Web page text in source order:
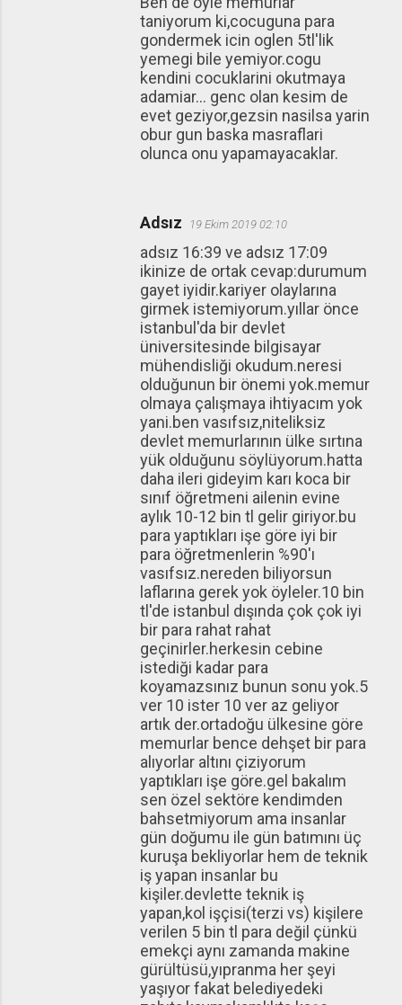
taniyorum ki,cocuguna para
gondermek icin oglen 5tl'lik
yemegi bile yemiyor.cogu
kendini cocuklarini okutmaya
adamiar... genc olan kesim de
evet geziyor,gezsin nasilsa yarin
obur gun baska masraflari
olunca onu yapamayacaklar.
Adsız 19 Ekim 2019 02:10
adsız 16:39 ve adsız 17:09
ikinize de ortak cevap:durumum
gayet iyidir.kariyer olaylarına
girmek istemiyorum.yıllar önce
istanbul'da bir devlet
üniversitesinde bilgisayar
mühendisliği okudum.neresi
olduğunun bir önemi yok.memur
olmaya çalışmaya ihtiyacım yok
yani.ben vasıfsız,niteliksiz
devlet memurlarının ülke sırtına
yük olduğunu söylüyorum.hatta
daha ileri gideyim karı koca bir
sınıf öğretmeni ailenin evine
aylık 10-12 bin tl gelir giriyor.bu
para yaptıkları işe göre iyi bir
para öğretmenlerin %90'ı
vasıfsız.nereden biliyorsun
laflarına gerek yok öyleler.10 bin
tl'de istanbul dışında çok çok iyi
bir para rahat rahat
geçinirler.herkesin cebine
istediği kadar para
koyamazsınız bunun sonu yok.5
ver 10 ister 10 ver az geliyor
artık der.ortadoğu ülkesine göre
memurlar bence dehşet bir para
alıyorlar altını çiziyorum
yaptıkları işe göre.gel bakalım
sen özel sektöre kendimden
bahsetmiyorum ama insanlar
gün doğumu ile gün batımını üç
kuruşa bekliyorlar hem de teknik
iş yapan insanlar bu
kişiler.devlette teknik iş
yapan,kol işçisi(terzi vs) kişilere
verilen 5 bin tl para değil çünkü
emekçi aynı zamanda makine
gürültüsü,yıpranma her şeyi
yaşıyor fakat belediyedeki